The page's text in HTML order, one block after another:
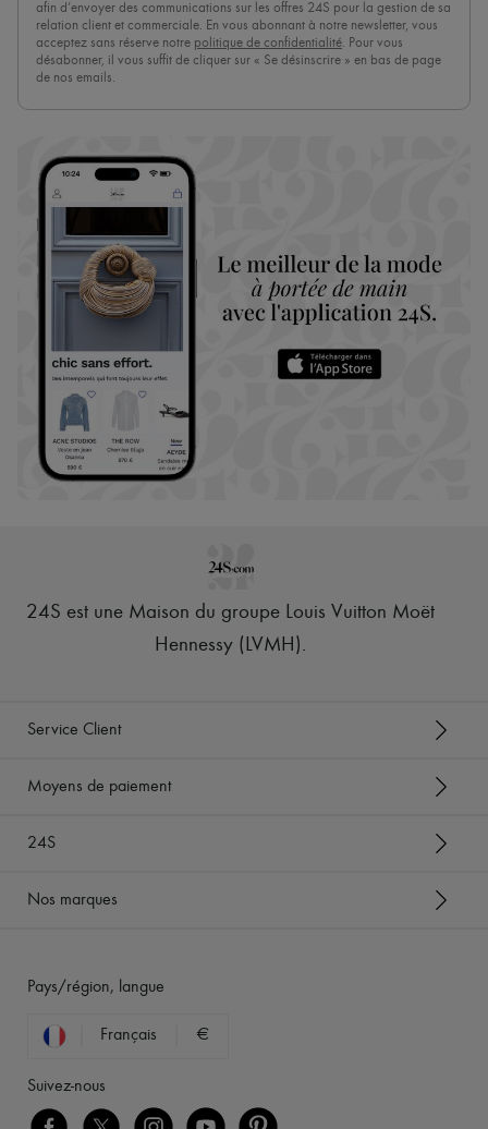
afin d’envoyer des communications sur les offres 24S pour la gestion de sa
relation client et commerciale. En vous abonnant à notre newsletter, vous
acceptez sans réserve notre politique de confidentialité. Pour vous
désabonner, il vous suffit de cliquer sur « Se désinscrire » en bas de page
de nos emails.
24S est une Maison du groupe Louis Vuitton Moët
Hennessy (LVMH).
Service Client
Moyens de paiement
24S
Nos marques
Pays/région, langue
Français €
Suivez-nous